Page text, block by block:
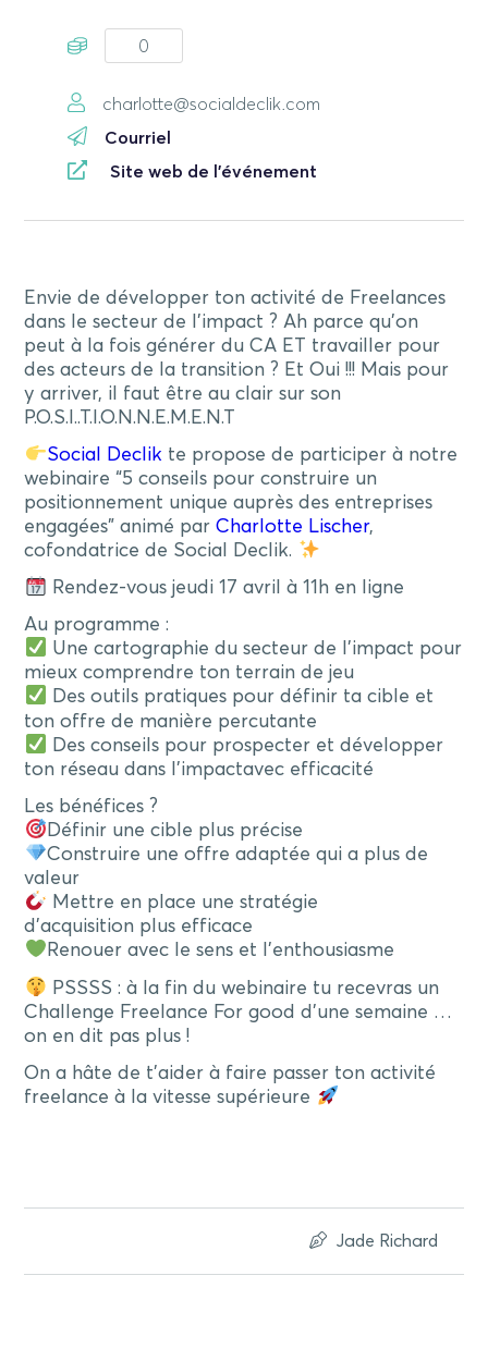
0
charlotte@socialdeclik.com
Courriel
Site web de l'événement
Envie de développer ton activité de Freelances
dans le secteur de l’impact ? Ah parce qu’on
peut à la fois générer du CA ET travailler pour
des acteurs de la transition ? Et Oui !!! Mais pour
y arriver, il faut être au clair sur son
P.O.S.I..T.I.O.N.N.E.M.E.N.T
Social Declik te propose de participer à notre
webinaire “5 conseils pour construire un
positionnement unique auprès des entreprises
engagées” animé parCharlotte Lischer,
cofondatrice de Social Declik.
Rendez-vous jeudi 17 avril à 11h en ligne
Au programme :
Une cartographie du secteur de l’impact pour
mieux comprendre ton terrain de jeu
Des outils pratiques pour définir ta cible et
ton offre de manière percutante
Des conseils pour prospecter et développer
ton réseau dans l’impactavec efficacité
Les bénéfices ?
Définir une cible plus précise
Construire une offre adaptée qui a plus de
valeur
Mettre en place une stratégie
d’acquisition plus efficace
Renouer avec le sens et l’enthousiasme
PSSSS : à la fin du webinaire tu recevras un
Challenge Freelance For good d’une semaine …
on en dit pas plus !
On a hâte de t’aider à faire passer ton activité
freelance à la vitesse supérieure
Jade Richard